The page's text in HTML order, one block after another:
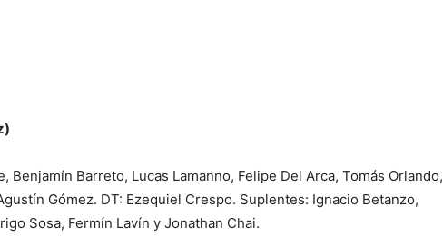
Benjamín Barreto, Lucas Lamanno, Felipe Del Arca, Tomás Orlando,
Gómez. DT: Ezequiel Crespo. Suplentes: Ignacio Betanzo,
Sosa, Fermín Lavín y Jonathan Chai.